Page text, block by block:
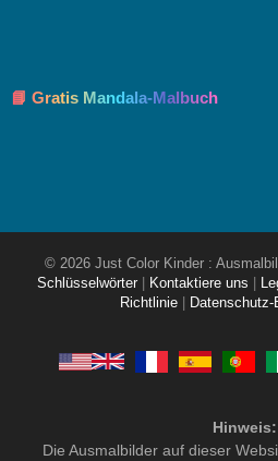
📘 Gratis Mandala-Malbuch
© 2026 Just Color Kinder :
Schlüsselwörter
Kontaktiere uns
Richtlinie
Hinweis:
Die Ausmalbilder auf dieser